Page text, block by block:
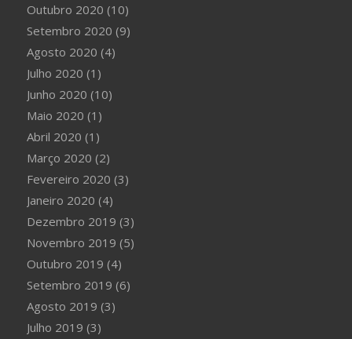
Outubro 2020 (10)
Setembro 2020 (9)
Agosto 2020 (4)
Julho 2020 (1)
Junho 2020 (10)
Maio 2020 (1)
Abril 2020 (1)
Março 2020 (2)
Fevereiro 2020 (3)
Janeiro 2020 (4)
Dezembro 2019 (3)
Novembro 2019 (5)
Outubro 2019 (4)
Setembro 2019 (6)
Agosto 2019 (3)
Julho 2019 (3)